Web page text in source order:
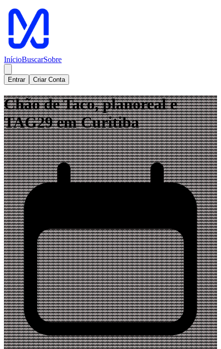
InícioBuscarSobre
Entrar Criar Conta
Chão de Taco, planoreal e
TAG29 em Curitiba